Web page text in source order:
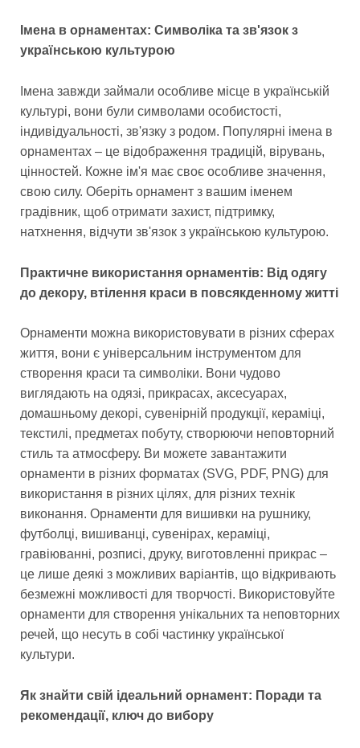
Імена в орнаментах: Символіка та зв'язок з
українською культурою
Імена завжди займали особливе місце в українській
культурі, вони були символами особистості,
індивідуальності, зв'язку з родом. Популярні імена в
орнаментах – це відображення традицій, вірувань,
цінностей. Кожне ім'я має своє особливе значення,
свою силу. Оберіть орнамент з вашим іменем
градівник, щоб отримати захист, підтримку,
натхнення, відчути зв'язок з українською культурою.
Практичне використання орнаментів: Від одягу
до декору, втілення краси в повсякденному житті
Орнаменти можна використовувати в різних сферах
життя, вони є універсальним інструментом для
створення краси та символіки. Вони чудово
виглядають на одязі, прикрасах, аксесуарах,
домашньому декорі, сувенірній продукції, кераміці,
текстилі, предметах побуту, створюючи неповторний
стиль та атмосферу. Ви можете завантажити
орнаменти в різних форматах (SVG, PDF, PNG) для
використання в різних цілях, для різних технік
виконання. Орнаменти для вишивки на рушнику,
футболці, вишиванці, сувенірах, кераміці,
гравіюванні, розписі, друку, виготовленні прикрас –
це лише деякі з можливих варіантів, що відкривають
безмежні можливості для творчості. Використовуйте
орнаменти для створення унікальних та неповторних
речей, що несуть в собі частинку української
культури.
Як знайти свій ідеальний орнамент: Поради та
рекомендації, ключ до вибору